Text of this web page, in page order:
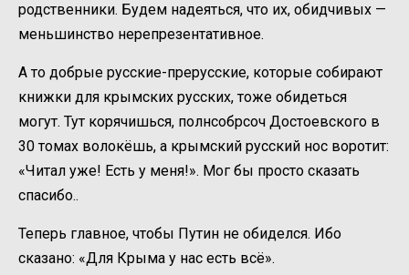
родственники. Будем надеяться, что их, обидчивых —
меньшинство нерепрезентативное.
А то добрые русские-прерусские, которые собирают
книжки для крымских русских, тоже обидеться
могут. Тут корячишься, полнсобрсоч Достоевского в
30 томах волокёшь, а крымский русский нос воротит:
«Читал уже! Есть у меня!». Мог бы просто сказать
спасибо..
Теперь главное, чтобы Путин не обиделся. Ибо
сказано: «Для Крыма у нас есть всё».